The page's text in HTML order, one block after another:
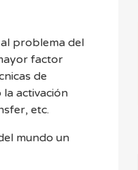
problema del
factor
de
activación
etc.
mundo un